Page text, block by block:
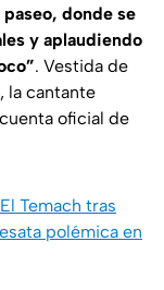
donde se
y aplaudiendo
. Vestida de
la cantante
oficial de
Temach tras
polémica en